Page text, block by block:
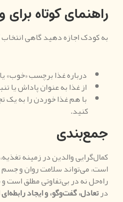
راهنمای کوتاه برای
به کودک اجازه دهید گاهی
درباره غذا برچسب «خوب»
از غذا به عنوان پاداش یا
با هم غذا خوردن را به
کنید.
جمع‌بندی
کمال‌گرایی والدین در زمینه
است، می‌تواند سلامت روان و جسم
راه‌حل نه در بی‌تفاوتی مطلق است
درتعادل، گفت‌وگو، و ایجاد